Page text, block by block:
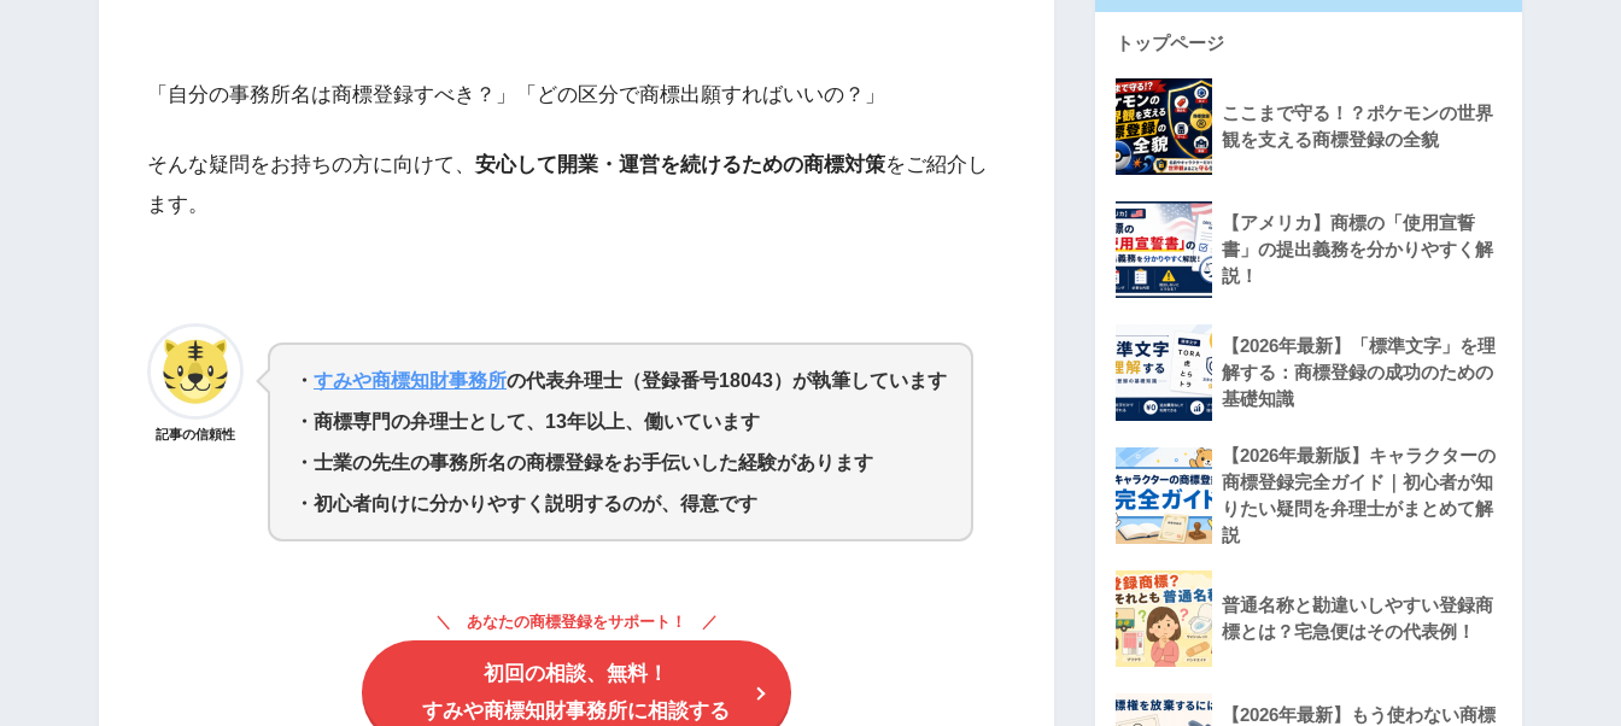
「自分の事務所名は商標登録すべき？」「どの区分で商標出願すればいいの？」
そんな疑問をお持ちの方に向けて、 安心して開業・運営を続けるための商標対策をご紹介し
ます。
記事の信頼性
・ すみや商標知財事務所の代表弁理士（登録番号18043）が執筆しています
・商標専門の弁理士として、13年以上、働いています
・士業の先生の事務所名の商標登録をお手伝いした経験があります
・初心者向けに分かりやすく説明するのが、得意です
あなたの商標登録をサポート！
初回の相談、無料！
すみや商標知財事務所に相談する
トップページ
ここまで守る！？ポケモンの世界
観を支える商標登録の全貌
【アメリカ】商標の「使用宣誓
書」の提出義務を分かりやすく解
説！
【2026年最新】「標準文字」を理
解する：商標登録の成功のための
基礎知識
【2026年最新版】キャラクターの
商標登録完全ガイド｜初心者が知
りたい疑問を弁理士がまとめて解
説
普通名称と勘違いしやすい登録商
標とは？宅急便はその代表例！
【2026年最新】もう使わない商標